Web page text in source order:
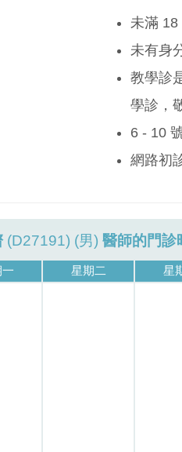
未滿 18
未有身
教學診
學診，
6 - 10
網路初